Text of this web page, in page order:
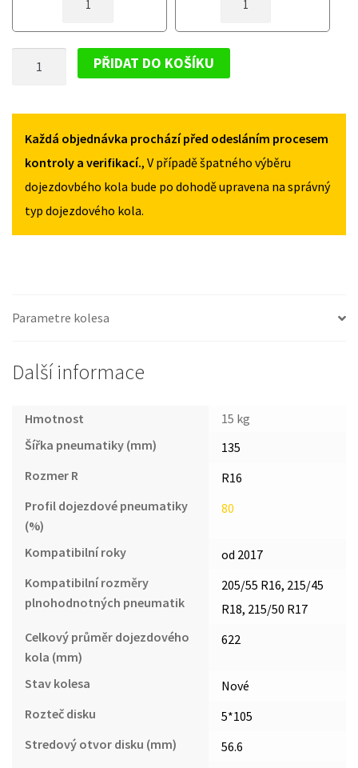
KOLO
OD
KOLO
OD
AMPERA-
OD
135/80R16
MNOŽSTVÍ
PŘIDAT DO KOŠÍKU
Každá objednávka prochází před odesláním procesem
kontroly a verifikací., V případě špatného výběru
dojezdovbého kola bude po dohodě upravena na správný
typ dojezdového kola.
Parametre kolesa
Další informace
Hmotnost
15 kg
Šířka pneumatiky (mm)
135
Rozmer R
R16
Profil dojezdové pneumatiky
(%)
80
Kompatibilní roky
od 2017
Kompatibilní rozměry
plnohodnotných pneumatik
205/55 R16, 215/45
R18, 215/50 R17
Celkový průměr dojezdového
kola (mm)
622
Stav kolesa
Nové
Rozteč disku
5*105
Stredový otvor disku (mm)
56.6